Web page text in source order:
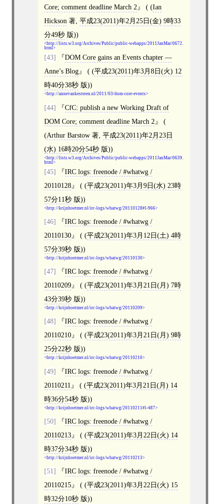
Core; comment deadline March 2
( (Ian
Hickson著, 平成23(2011)年2月25日(金) 9時33
分49秒版))
http://lists.w3.org/Archives/Public/public-webapps/2011JanMar/0672.
html
[43]
DOM Core gains an Events chapter —
Anne’s Blog
( (平成23(2011)年3月8日(火) 12
時40分38秒版))
http://annevankesteren.nl/2011/03/dom-core-events
[44]
CfC: publish a new Working Draft of
DOM Core; comment deadline March 2
(
(Arthur Barstow著, 平成23(2011)年2月23日
(水) 16時20分54秒版))
http://lists.w3.org/Archives/Public/public-webapps/2011JanMar/0639.
html
[45]
IRC logs: freenode / #whatwg /
20110128
( (平成23(2011)年3月9日(水) 23時
57分11秒版))
http://krijnhoetmer.nl/irc-logs/whatwg/20110128#l-966
[46]
IRC logs: freenode / #whatwg /
20110130
( (平成23(2011)年3月12日(土) 4時
57分39秒版))
http://krijnhoetmer.nl/irc-logs/whatwg/20110130
[47]
IRC logs: freenode / #whatwg /
20110209
( (平成23(2011)年3月21日(月) 7時
43分39秒版))
http://krijnhoetmer.nl/irc-logs/whatwg/20110209
[48]
IRC logs: freenode / #whatwg /
20110210
( (平成23(2011)年3月21日(月) 9時
25分22秒版))
http://krijnhoetmer.nl/irc-logs/whatwg/20110210
[49]
IRC logs: freenode / #whatwg /
20110211
( (平成23(2011)年3月21日(月) 14
時36分54秒版))
http://krijnhoetmer.nl/irc-logs/whatwg/20110211#l-487
[50]
IRC logs: freenode / #whatwg /
20110213
( (平成23(2011)年3月22日(火) 14
時37分34秒版))
http://krijnhoetmer.nl/irc-logs/whatwg/20110213
[51]
IRC logs: freenode / #whatwg /
20110215
( (平成23(2011)年3月22日(火) 15
時32分10秒版))